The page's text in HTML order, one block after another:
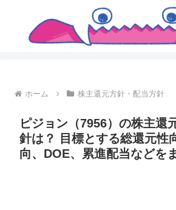
ホーム 株主還元方針・配当方針
ピジョン（7956）の株主還
針は？ 目標とする総還元性
向、DOE、累進配当などを